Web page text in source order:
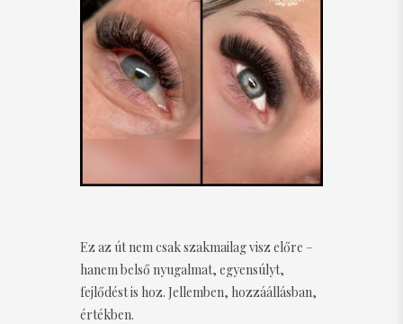
Ez az út nem csak szakmailag visz előre –
hanem belső nyugalmat, egyensúlyt,
fejlődést is hoz. Jellemben, hozzáállásban,
értékben.